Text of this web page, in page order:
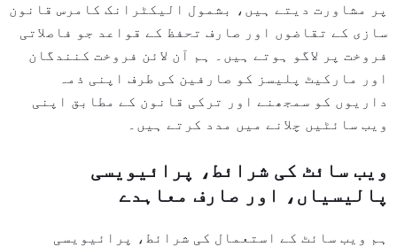
پر مشاورت دیتے ہیں، بشمول الیکٹرانک کامرس قانون
سازی کے تقاضوں اور صارف تحفظ کے قواعد جو فاصلاتی
فروخت پر لاگو ہوتے ہیں۔ ہم آن لائن فروخت کنندگان
اور مارکیٹ پلیسز کو صارفین کی طرف اپنی ذمہ
داریوں کو سمجھنے اور ترکی قانون کے مطابق اپنی
ویب سائٹیں چلانے میں مدد کرتے ہیں۔
ویب سائٹ کی شرائط، پرائیویسی
پالیسیاں، اور صارف معاہدے
ہم ویب سائٹ کے استعمال کی شرائط، پرائیویسی